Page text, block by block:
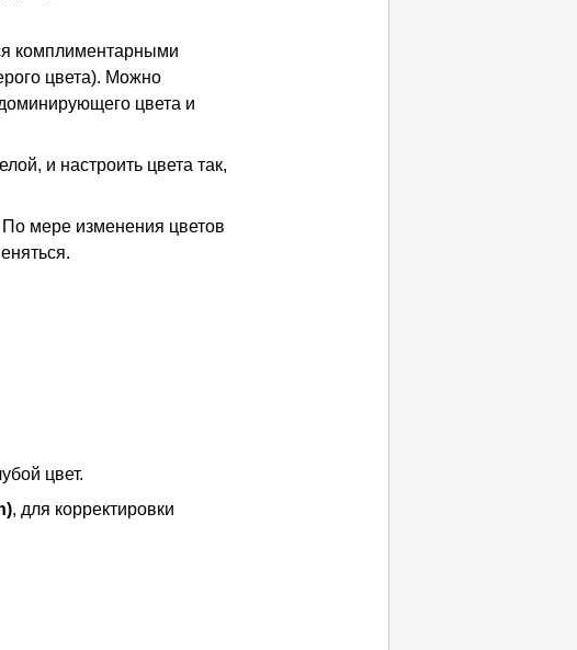
комплиментарными
цвета). Можно
цвета и
и настроить цвета так,
По мере изменения цветов
цвет.
, для корректировки